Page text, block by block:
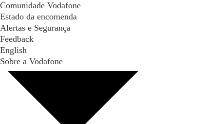
Comunidade Vodafone
Estado da encomenda
Alertas e Segurança
Feedback
English
Sobre a Vodafone